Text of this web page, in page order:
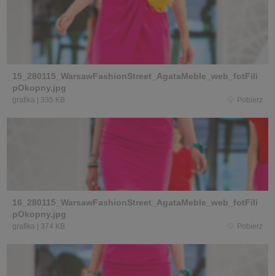
15_280115_WarsawFashionStreet_AgataMeble_web_fotFili
pOkopny.jpg
grafika 335 KB Pobierz
16_280115_WarsawFashionStreet_AgataMeble_web_fotFili
pOkopny.jpg
grafika 374 KB Pobierz